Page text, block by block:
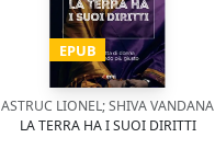
EPUB
ASTRUC LIONEL; SHIVA VANDANA
LA TERRA HA I SUOI DIRITTI